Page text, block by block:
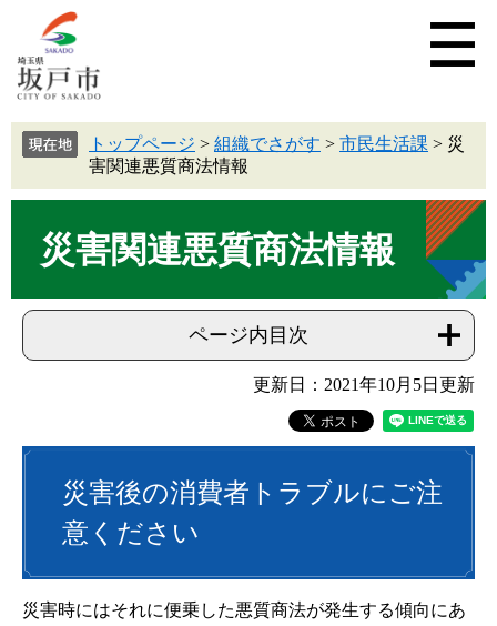
トップページ > 組織でさがす > 市民生活課 > 災
害関連悪質商法情報
災害関連悪質商法情報
ページ内目次
更新日：2021年10月5日更新
災害後の消費者トラブルにご注
意ください
災害時にはそれに便乗した悪質商法が発生する傾向にあ